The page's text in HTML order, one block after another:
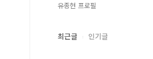
유종현 프로필
최근글 인기글